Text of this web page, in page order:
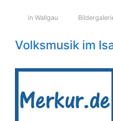
in Wallgau
Volksmusik im